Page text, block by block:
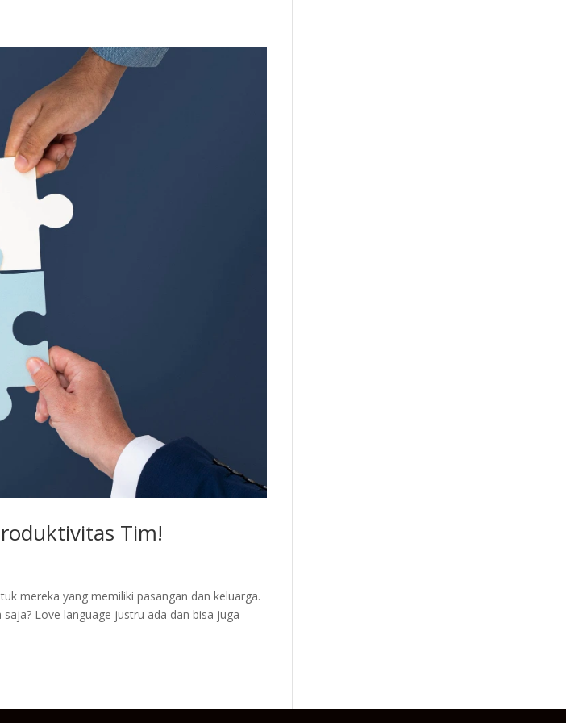
Home Blog Meja Kantor Kursi Kantor
Tim!
mereka yang memiliki pasangan dan keluarga.
Love language justru ada dan bisa juga